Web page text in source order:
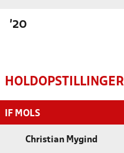
'20
HOLDOPSTILLINGER
IF MOLS
Christian Mygind